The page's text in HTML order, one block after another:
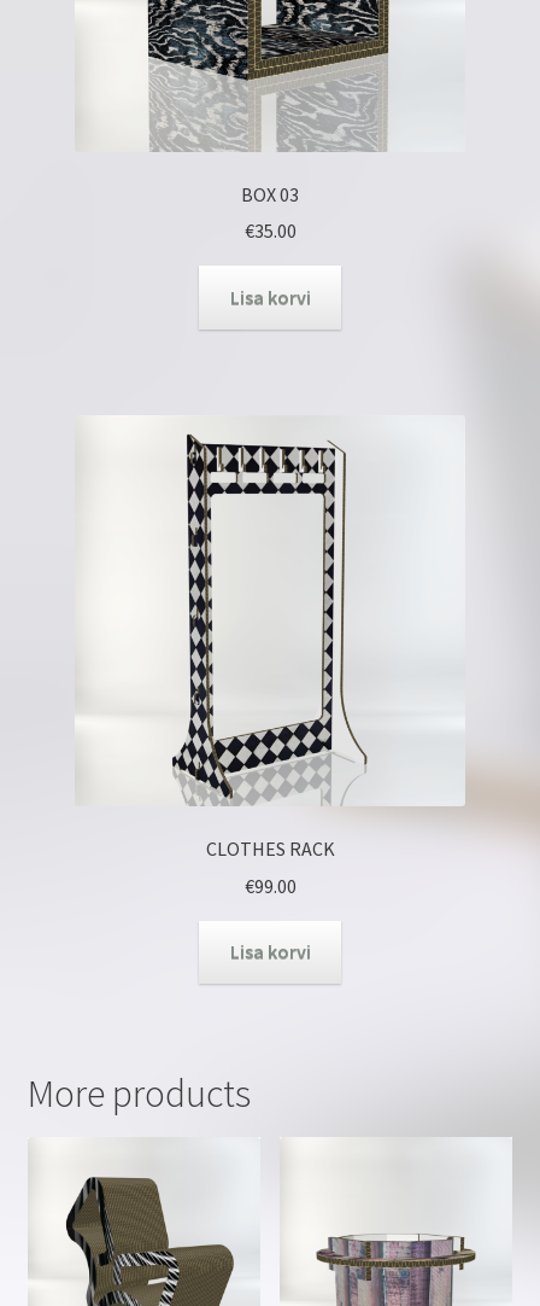
BOX 03
€35.00
Lisa korvi
CLOTHES RACK
€99.00
Lisa korvi
More products